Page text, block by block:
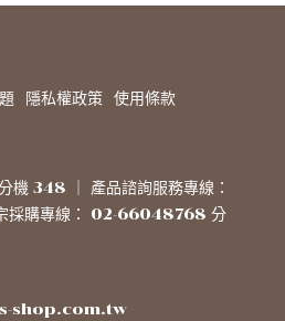
隱私權政策 使用條款
348 ｜ 產品諮詢服務專線：
採購專線： 02-66048768 分
shop.com.tw